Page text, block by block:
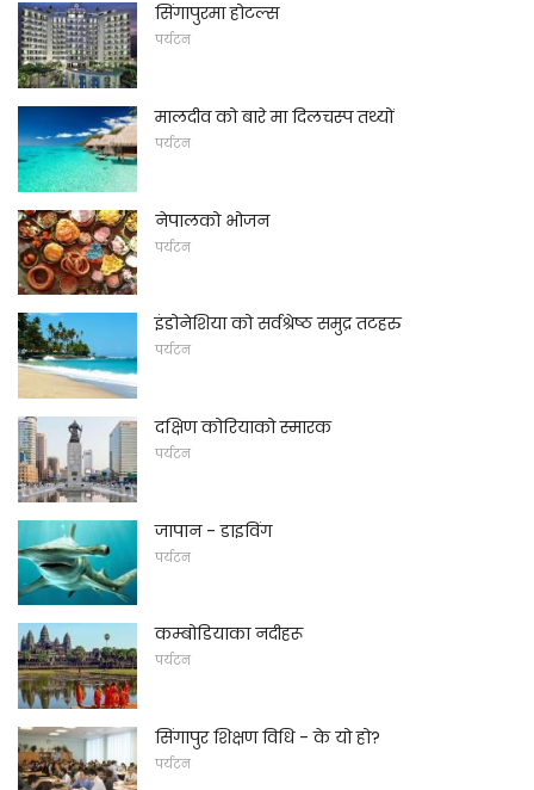
सिंगापुरमा होटल्स
पर्यटन
मालदीव को बारे मा दिलचस्प तथ्यों
पर्यटन
नेपालको भोजन
पर्यटन
इंडोनेशिया को सर्वश्रेष्ठ समुद्र तटहरु
पर्यटन
दक्षिण कोरियाको स्मारक
पर्यटन
जापान - डाइविंग
पर्यटन
कम्बोडियाका नदीहरू
पर्यटन
सिंगापुर शिक्षण विधि - के यो हो?
पर्यटन